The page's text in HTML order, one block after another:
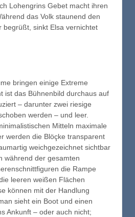
Lohengrins Gebet macht ihren
das Volk staunend den
begrüßt, sinkt Elsa vernichtet
bringen einige Extreme
ist das Bühnenbild durchaus auf
– darunter zwei riesige
werden – und leer.
Mitteln maximale
werden die Blöçke transparent
weichgezeichnet sichtbar
während der gesamten
die Rampe
leeren weißen Flächen
können mit der Handlung
sieht ein Boot und einen
Ankunft – oder auch nicht;